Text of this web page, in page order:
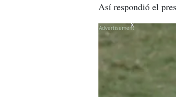
Así respondió el
X